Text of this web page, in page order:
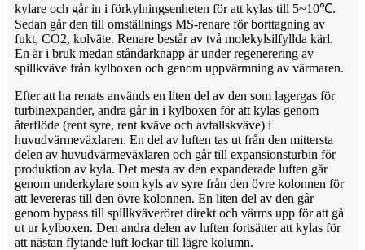
kylare och går in i förkylningsenheten för att kylas till 5~10℃.
Sedan går den till omställnings MS-renare för borttagning av
fukt, CO2, kolväte. Renare består av två molekylsilfyllda kärl.
En är i bruk medan ståndarknapp är under regenerering av
spillkväve från kylboxen och genom uppvärmning av värmaren.
Efter att ha renats används en liten del av den som lagergas för
turbinexpander, andra går in i kylboxen för att kylas genom
återflöde (rent syre, rent kväve och avfallskväve) i
huvudvärmeväxlaren. En del av luften tas ut från den mittersta
delen av huvudvärmeväxlaren och går till expansionsturbin för
produktion av kyla. Det mesta av den expanderade luften går
genom underkylare som kyls av syre från den övre kolonnen för
att levereras till den övre kolonnen. En liten del av den går
genom bypass till spillkväveröret direkt och värms upp för att gå
ut ur kylboxen. Den andra delen av luften fortsätter att kylas för
att nästan flytande luft lockar till lägre kolumn.